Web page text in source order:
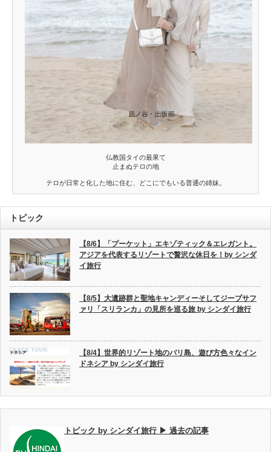
仏教国タイの最果て
止まぬテロの地
テロが日常と化した地に住む、どこにでもいる普通の姉妹。
トピック
【8/6】「プーケット」エキゾティック＆エレガント。
アジアを代表するリゾートで贅沢な休日を！by シンダ
イ旅行
【8/5】大遺跡群と聖地キャンディーそしてジープサフ
ァリ「スリランカ」の見所を巡る旅 by シンダイ旅行
【8/4】世界的リゾート地のバリ島、遊び方色々なイン
ドネシア by シンダイ旅行
トピック by シンダイ旅行 ▶ 過去の記事